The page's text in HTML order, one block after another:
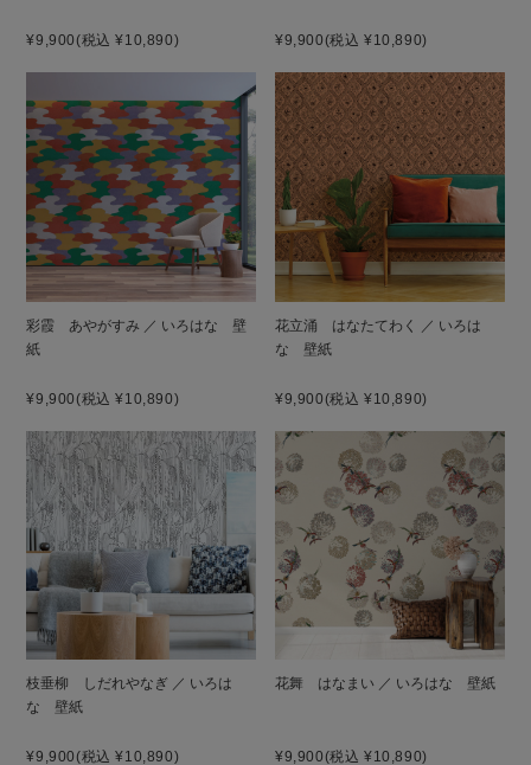
¥9,900(税込 ¥10,890) ¥9,900(税込 ¥10,890)
彩霞 あやがすみ ／ いろはな 壁
紙
¥9,900(税込 ¥10,890)
花立涌 はなたてわく ／ いろは
な 壁紙
¥9,900(税込 ¥10,890)
枝垂柳 しだれやなぎ ／ いろは
な 壁紙
¥9,900(税込 ¥10,890)
花舞 はなまい ／ いろはな 壁紙
¥9,900(税込 ¥10,890)